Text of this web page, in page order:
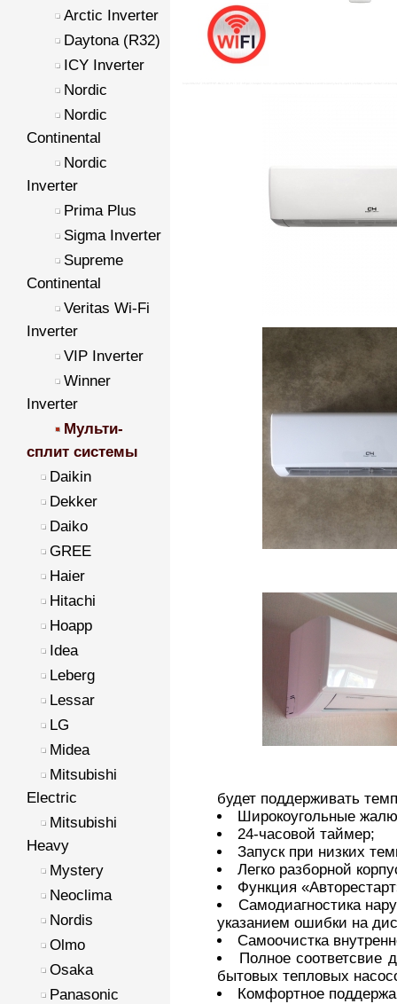
Arctic Inverter
Daytona (R32)
ICY Inverter
Nordic
Nordic
Continental
Nordic
Inverter
Prima Plus
Sigma Inverter
Supreme
Continental
Veritas Wi-Fi
Inverter
VIP Inverter
Winner
Inverter
Мульти-
сплит системы
Daikin
Dekker
Daiko
GREE
Haier
Hitachi
Hoapp
Idea
Leberg
Lessar
LG
Midea
Mitsubishi
Electric
Mitsubishi
Heavy
Mystery
Neoclima
Nordis
Olmo
Osaka
Panasonic
будет поддерживать
Широкоугольные
24-часовой таймер;
Запуск при низких
Легко разборной
Функция
Самодиагностика
указанием ошибки на
Самоочистка
Полное соответсвие
бытовых тепловых
Комфортное